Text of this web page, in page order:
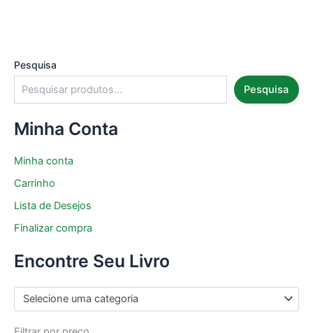
Pesquisa
Pesquisa
Minha Conta
Minha conta
Carrinho
Lista de Desejos
Finalizar compra
Encontre Seu Livro
Selecione uma categoria